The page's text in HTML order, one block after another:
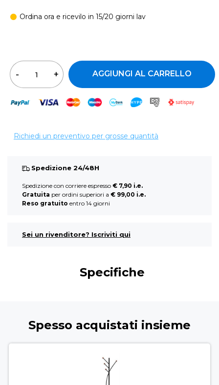
Ordina ora e ricevilo in 15/20 giorni lav
AGGIUNGI AL CARRELLO
Richiedi un preventivo per grosse quantità
Spedizione 24/48H
Spedizione con corriere espresso € 7,90 i.e.
Gratuita per ordini superiori a € 99,00 i.e.
Reso gratuito entro 14 giorni
Sei un rivenditore? Iscriviti qui
Specifiche
Spesso acquistati insieme